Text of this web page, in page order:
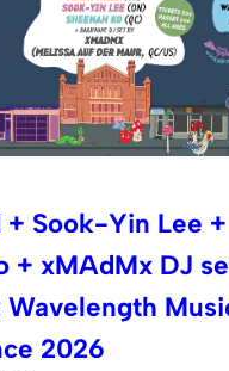
+ Sook-Yin Lee +
+ xMAdMx DJ
Wavelength
2026